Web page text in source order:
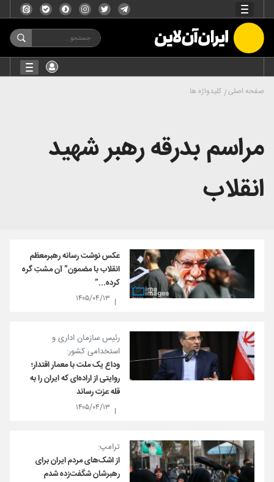
صفحه اصلی کلیدواژه ها
مراسم بدرقه رهبر شهید
انقلاب
عکس نوشت رسانه رهبرمعظم
انقلاب با مضمون” آن مشتِ گره
کرده...”
۱۴۰۵/۰۴/۱۳
رئیس سازمان اداری و
استخدامی کشور:
وداع یک ملت با معمار اقتدار؛
روایتی از اراده‌ای که ایران را به
قله عزت رساند
۱۴۰۵/۰۴/۱۳
ترامپ:
از اشک‌های مردم ایران برای
رهبرشان شگفت‌زده شدم